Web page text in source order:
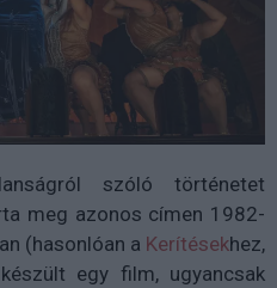
szóló történetet
meg azonos címen 1982-
(hasonlóan a Kerítésekhez,
egy film, ugyancsak